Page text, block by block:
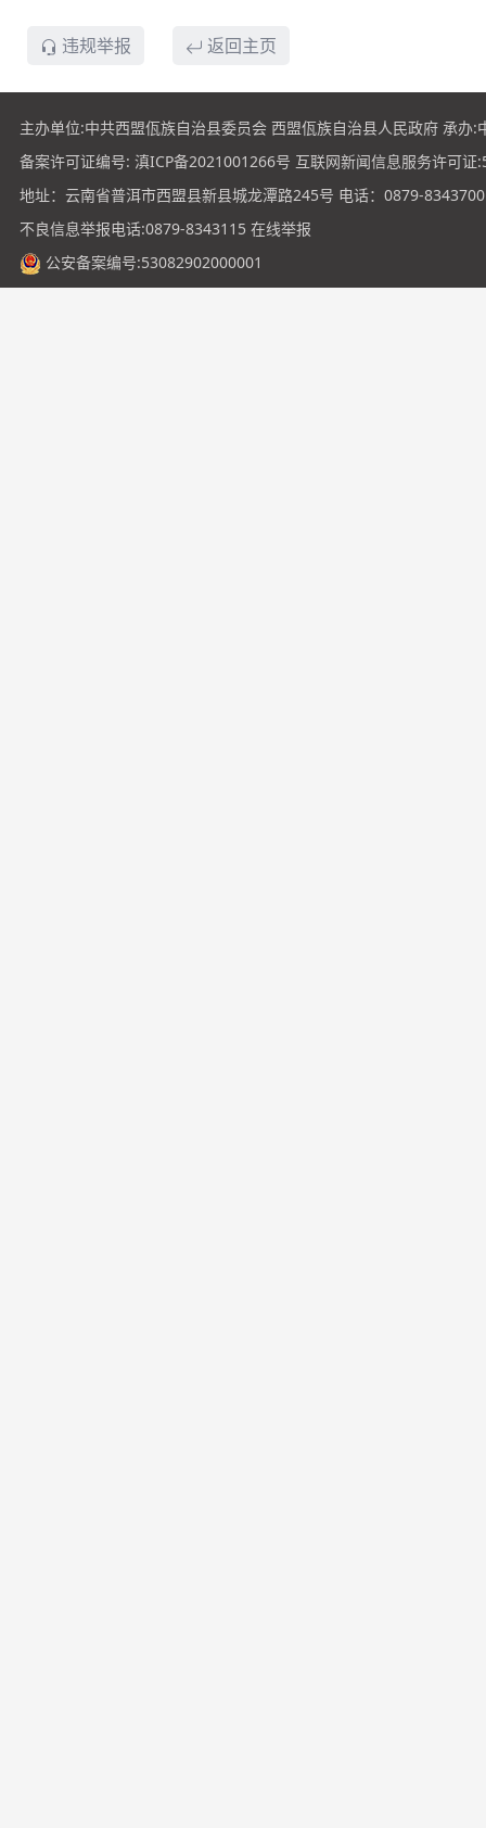
违规举报 返回主页
主办单位:中共西盟佤族自治县委员会 西盟佤族自治县人民政府 承办
备案许可证编号: 滇ICP备2021001266号 互联网新闻信息服务许可
地址：云南省普洱市西盟县新县城龙潭路245号 电话：0879-8343700
不良信息举报电话:0879-8343115 在线举报
公安备案编号:53082902000001